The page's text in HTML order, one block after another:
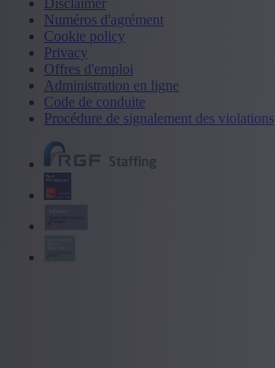
Disclaimer
Numéros d'agrément
Cookie policy
Privacy
Offres d'emploi
Administration en ligne
Code de conduite
Procédure de signalement des violations